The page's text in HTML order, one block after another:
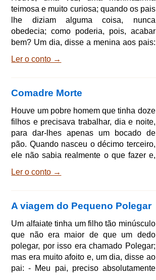
obedecer ao sonho; ficou diante da
porta da cidade e convidou o primeiro
que passou por êle. O forasteiro presen
teimosa e muito curiosa; quando os pais
lhe diziam alguma coisa, nunca
obedecia; como poderia, pois, acabar
bem? Um dia, disse a menina aos pais:
tenho vontade de ir à sua casa; dizem
estranhas li! Estou morrendo de
curiosidade. Os pais proibiram-na
severamente, dizendo: - Dona Trude é
uma mulher ruim, que faz coisas
anormais; se fores lá, não serás mais
Ler o conto →
Comadre Morte
Houve um pobre homem que tinha doze
filhos e precisava trabalhar, dia e noite,
para dar-lhes apenas um bocado de
pão. Quando nasceu o décimo terceiro,
ele não sabia realmente o que fazer e,
de convidar o primeiro que aparecesse
O bom Deus, que já sabia o que lhe
pesava no coração, disse-lhe: - Pobre
homem, causas-me dó; vou batizar teu
filho, cuidarei dele e o tornarei feliz nes
Ler o conto →
A viagem do Pequeno Polegar
Um alfaiate tinha um filho tão minúsculo
que não era maior de que um dedo
polegar, por isso era chamado Polegar;
mas era muito afoito e, um dia, disse ao
pai: - Meu pai, preciso absolutamente